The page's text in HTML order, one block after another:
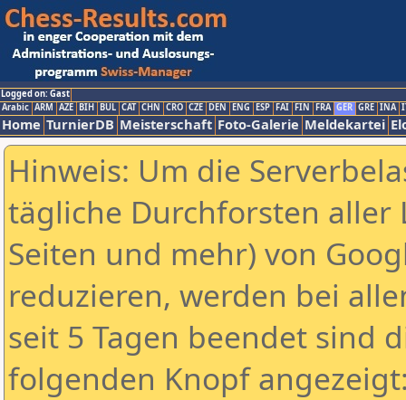
Logged on: Gast
Arabic ARM AZE BIH BUL CAT CHN CRO CZE DEN ENG ESP FAI FIN FRA GER GRE INA
Home TurnierDB Meisterschaft Foto-Galerie Meldekartei
Hinweis: Um die
tägliche Durchforsten aller
Seiten und mehr) von
reduzieren, werden bei
seit 5 Tagen beendet sind
folgenden Knopf